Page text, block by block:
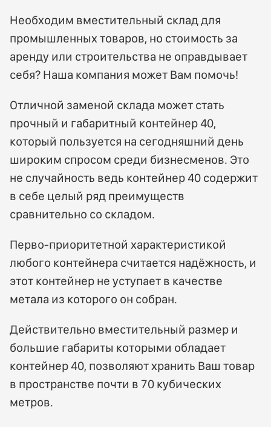
Необходим вместительный склад для
промышленных товаров, но стоимость за
аренду или строительства не оправдывает
себя? Наша компания может Вам помочь!
Отличной заменой склада может стать
прочный и габаритный контейнер 40,
который пользуется на сегодняшний день
широким спросом среди бизнесменов. Это
не случайность ведь контейнер 40 содержит
в себе целый ряд преимуществ
сравнительно со складом.
Перво-приоритетной характеристикой
любого контейнера считается надёжность, и
этот контейнер не уступает в качестве
метала из которого он собран.
Действительно вместительный размер и
большие габариты которыми обладает
контейнер 40, позволяют хранить Ваш товар
в пространстве почти в 70 кубических
метров.